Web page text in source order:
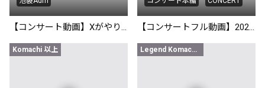
【コンサート動画】XがやりたいLUNA SEA 2026/4/13 at池袋Adm 【コンサートフル動画】2026/4/5 at八王子RIPS「シンゴの日」
Komachi 以上 Legend Komachi限定